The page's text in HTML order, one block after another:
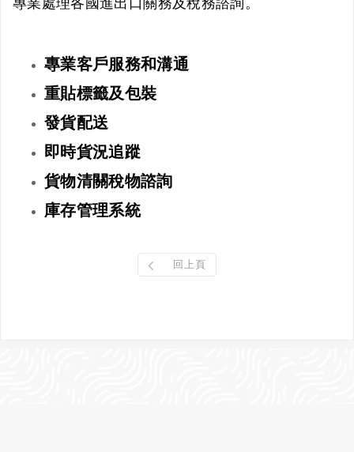
專業客戶服務和溝通
重貼標籤及包裝
發貨配送
即時貨況追蹤
貨物清關稅物諮詢
庫存管理系統
回上頁